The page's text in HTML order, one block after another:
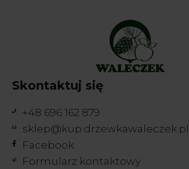
Skontaktuj się
+48 696 162 879
sklep@kup.drzewkawaleczek.pl
Facebook
Formularz kontaktowy